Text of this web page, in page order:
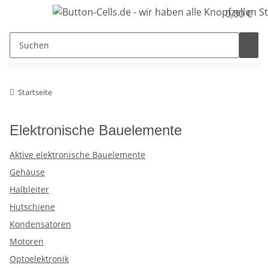
0,00 €
Startseite
Elektronische Bauelemente
Aktive elektronische Bauelemente
Gehäuse
Halbleiter
Hutschiene
Kondensatoren
Motoren
Optoelektronik